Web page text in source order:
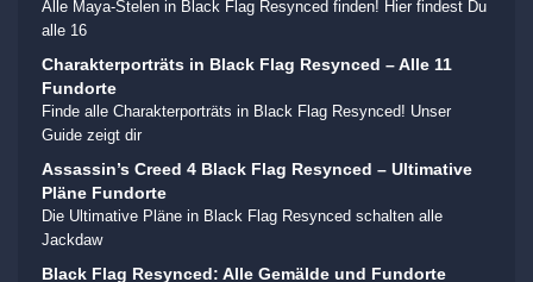
Alle Maya-Stelen in Black Flag Resynced finden! Hier findest Du
alle 16
Charakterporträts in Black Flag Resynced – Alle 11
Fundorte
Finde alle Charakterporträts in Black Flag Resynced! Unser
Guide zeigt dir
Assassin’s Creed 4 Black Flag Resynced – Ultimative
Pläne Fundorte
Die Ultimative Pläne in Black Flag Resynced schalten alle
Jackdaw
Black Flag Resynced: Alle Gemälde und Fundorte